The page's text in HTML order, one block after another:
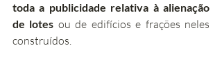
toda a publicidade relativa à alienação
de lotes ou de edifícios e frações neles
construídos.